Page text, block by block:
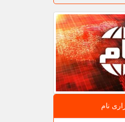
نام